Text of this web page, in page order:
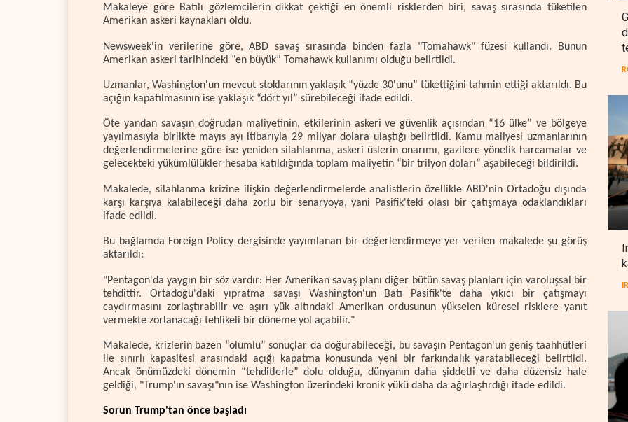
Makaleye göre Batılı gözlemcilerin dikkat çektiği en önemli risklerden biri, savaş sırasında tüketilen
Amerikan askeri kaynakları oldu.
Newsweek'in verilerine göre, ABD savaş sırasında binden fazla "Tomahawk" füzesi kullandı. Bunun
Amerikan askeri tarihindeki “en büyük” Tomahawk kullanımı olduğu belirtildi.
Uzmanlar, Washington'un mevcut stoklarının yaklaşık “yüzde 30'unu” tükettiğini tahmin ettiği aktarıldı. Bu
açığın kapatılmasının ise yaklaşık “dört yıl” sürebileceği ifade edildi.
Öte yandan savaşın doğrudan maliyetinin, etkilerinin askeri ve güvenlik açısından “16 ülke” ve bölgeye
yayılmasıyla birlikte mayıs ayı itibarıyla 29 milyar dolara ulaştığı belirtildi. Kamu maliyesi uzmanlarının
değerlendirmelerine göre ise yeniden silahlanma, askeri üslerin onarımı, gazilere yönelik harcamalar ve
gelecekteki yükümlülükler hesaba katıldığında toplam maliyetin “bir trilyon doları” aşabileceği bildirildi.
Makalede, silahlanma krizine ilişkin değerlendirmelerde analistlerin özellikle ABD'nin Ortadoğu dışında
karşı karşıya kalabileceği daha zorlu bir senaryoya, yani Pasifik'teki olası bir çatışmaya odaklandıkları
ifade edildi.
Bu bağlamda Foreign Policy dergisinde yayımlanan bir değerlendirmeye yer verilen makalede şu görüş
aktarıldı:
"Pentagon'da yaygın bir söz vardır: Her Amerikan savaş planı diğer bütün savaş planları için varoluşsal bir
tehdittir. Ortadoğu'daki yıpratma savaşı Washington'un Batı Pasifik'te daha yıkıcı bir çatışmayı
caydırmasını zorlaştırabilir ve aşırı yük altındaki Amerikan ordusunun yükselen küresel risklere yanıt
vermekte zorlanacağı tehlikeli bir döneme yol açabilir."
Makalede, krizlerin bazen “olumlu” sonuçlar da doğurabileceği, bu savaşın Pentagon'un geniş taahhütleri
ile sınırlı kapasitesi arasındaki açığı kapatma konusunda yeni bir farkındalık yaratabileceği belirtildi.
Ancak önümüzdeki dönemin “tehditlerle” dolu olduğu, dünyanın daha şiddetli ve daha düzensiz hale
geldiği, "Trump'ın savaşı"nın ise Washington üzerindeki kronik yükü daha da ağırlaştırdığı ifade edildi.
Sorun Trump'tan önce başladı